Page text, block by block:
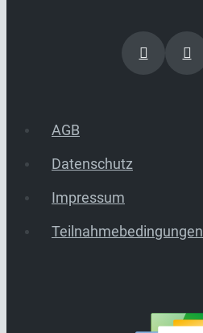
AGB
Datenschutz
Impressum
Teilnahmebedingungen